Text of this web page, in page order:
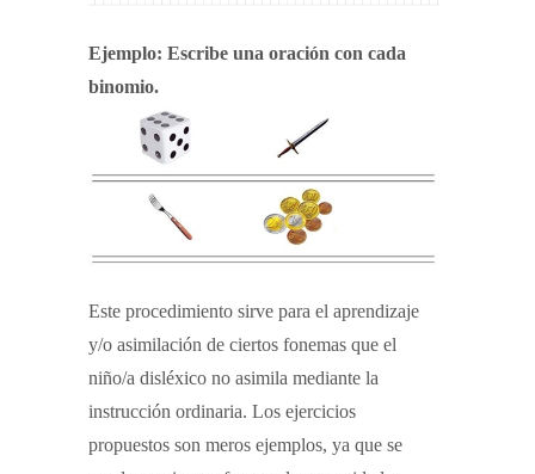
Ejemplo: Escribe una oración con cada
binomio.
Este procedimiento sirve para el aprendizaje
y/o asimilación de ciertos fonemas que el
niño/a disléxico no asimila mediante la
instrucción ordinaria. Los ejercicios
propuestos son meros ejemplos, ya que se